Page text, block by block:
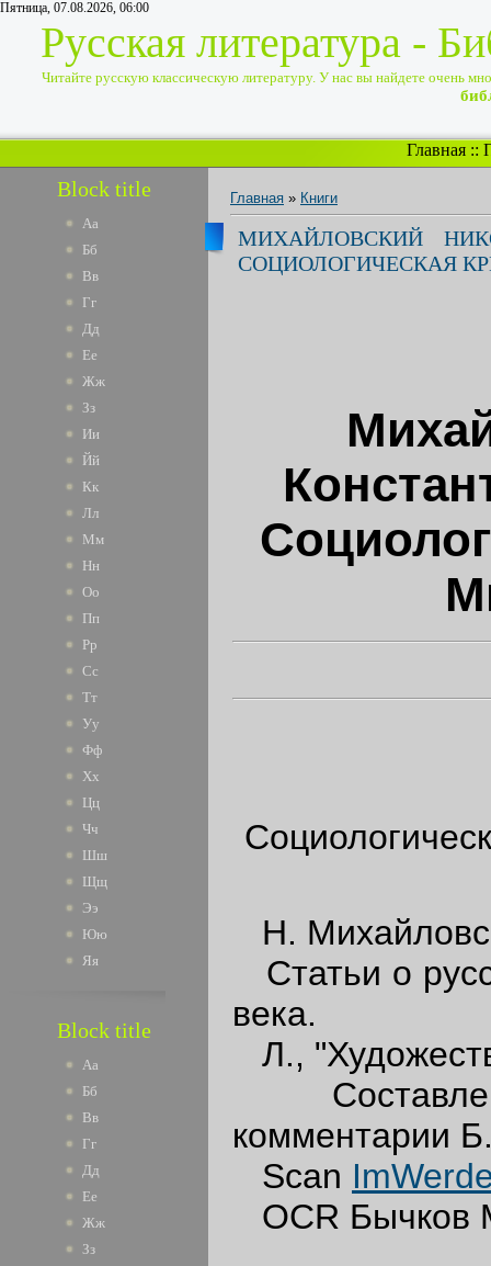
Пятница, 07.08.2026, 06:00
Русская литература -
Читайте русскую классическую литературу. У нас вы найдете очень
Главная ::
Block title
Аа
Бб
Вв
Гг
Дд
Ее
Жж
Зз
Ии
Йй
Кк
Лл
Мм
Нн
Оо
Пп
Рр
Сс
Тт
Уу
Фф
Хх
Цц
Чч
Шш
Щщ
Ээ
Юю
Яя
Block title
Аа
Бб
Вв
Гг
Дд
Ее
Жж
Зз
Главная » Книги
МИХАЙЛОВСКИЙ
СОЦИОЛОГИЧЕСКАЯ
Н.
Статьи о
века.
Л.,
комментарии
Scan
OCR Бычков